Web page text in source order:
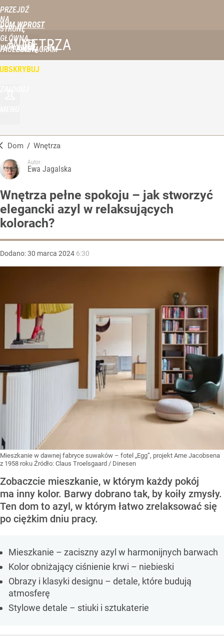
PRZEJDŹ
NA
STRONĘ
GŁÓWNĄ
WPROST.PL
DOM WPROST
FACEBOOKINSTAGRAM
WNĘTRZA
Dom / Wnętrza
Autor:
Ewa Jagalska
Wnętrza pełne spokoju – jak stworzyć
elegancki azyl w relaksujących
kolorach?
Dodano:30 marca 2024 6:30
Mieszkanie w dawnej fabryce suwaków – fotel „Egg”, projekt Arne Jacobsena
z 1958 roku Źródło: Claus Troelsgaard / Dinesen
Zobaczcie mieszkanie, w którym każdy pokój
ma inny kolor. Barwy dobrano tak, by koiły zmysły.
Ten dom to azyl, w którym łatwo zrelaksować się
po ciężkim dniu pracy.
Mieszkanie – zaciszny azyl w harmonijnych barwach
Kolor obniżający ciśnienie krwi – niebieski
Obrazy i klasyki designu – detale, które budują
atmosferę
Stylowe detale – stiuki i sztukaterie